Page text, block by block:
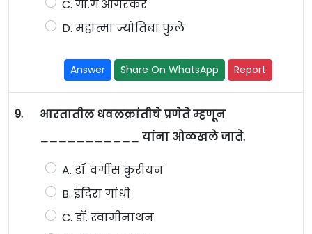
C. गो.ग.आगरकर
D. महात्मा ज्योतिबा फुले
Answer Share On WhatsApp Report
9.
भारतातील धवलक्रांतीचे प्रणेते म्हणून
___________ यांना ओळखले जाते.
A. डॉ. वर्गीस कुरीयन
B. इंदिरा गांधी
C. डॉ. स्वामीनाथन